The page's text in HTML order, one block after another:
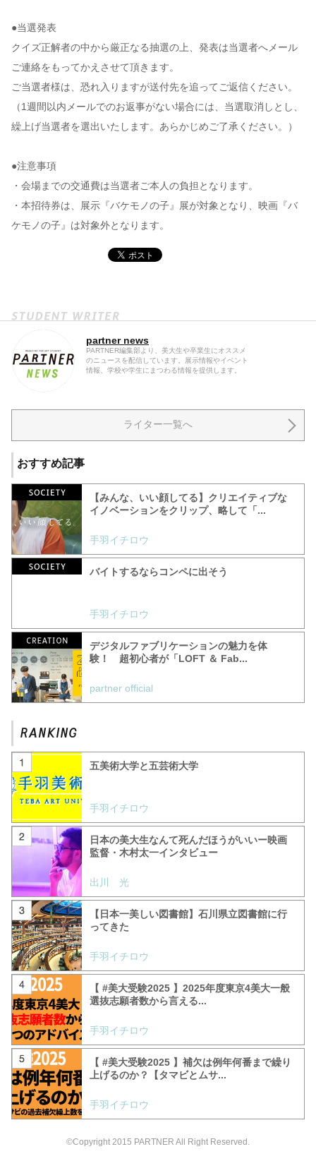
●当選発表
クイズ正解者の中から厳正なる抽選の上、発表は当選者へメール
ご連絡をもってかえさせて頂きます。
ご当選者様は、恐れ入りますが送付先を追ってご返信ください。
（1週間以内メールでのお返事がない場合には、当選取消しとし、
繰上げ当選者を選出いたします。あらかじめご了承ください。）
●注意事項
・会場までの交通費は当選者ご本人の負担となります。
・本招待券は、展示『バケモノの子』展が対象となり、映画『バ
ケモノの子』は対象外となります。
partner news
PARTNER編集部より、美大生や卒業生にオススメ
のニュースを配信しています。展示情報やイベント
情報、学校や学生にまつわる情報を提供します。
ライター一覧へ
おすすめ記事
【みんな、いい顔してる】クリエイティブな
イノベーションをクリップ、略して「...
手羽イチロウ
バイトするならコンペに出そう
手羽イチロウ
デジタルファブリケーションの魅力を体
験！ 超初心者が「LOFT ＆ Fab...
partner official
五美術大学と五芸術大学
手羽イチロウ
日本の美大生なんて死んだほうがいいー映画
監督・木村太一インタビュー
出川 光
【日本一美しい図書館】石川県立図書館に行
ってきた
手羽イチロウ
【 #美大受験2025 】2025年度東京4美大一般
選抜志願者数から言える...
手羽イチロウ
【 #美大受験2025 】補欠は例年何番まで繰り
上げるのか？【タマビとムサ...
手羽イチロウ
©Copyright 2015 PARTNER All Right Reserved.